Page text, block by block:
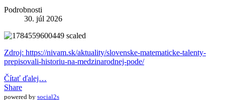
Podrobnosti
30. júl 2026
Zdroj: https://nivam.sk/aktuality/slovenske-matematicke-talenty-
prepisovali-historiu-na-medzinarodnej-pode/
Čítať ďalej…
Share
powered by social2s